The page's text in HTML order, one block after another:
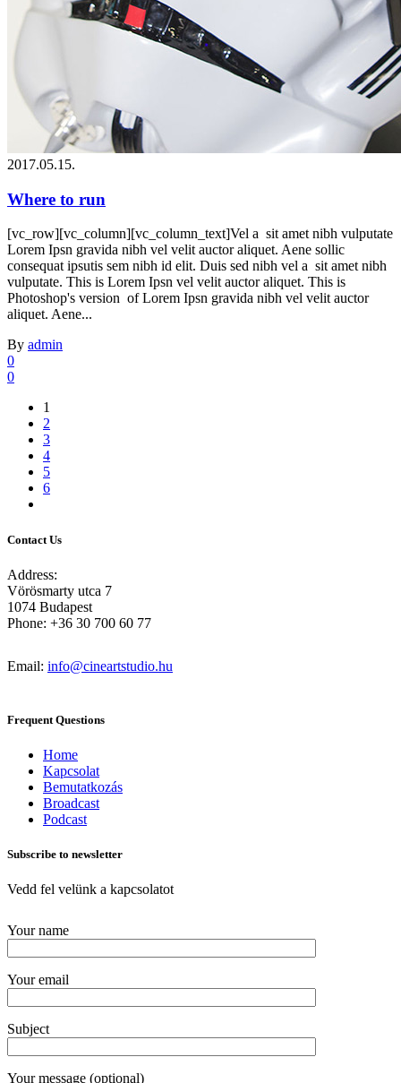
2017.05.15.
Where to run
[vc_row][vc_column][vc_column_text]Vel a sit amet nibh vulputate
Lorem Ipsn gravida nibh vel velit auctor aliquet. Aene sollic
consequat ipsutis sem nibh id elit. Duis sed nibh vel a sit amet nibh
vulputate. This is Lorem Ipsn vel velit auctor aliquet. This is
Photoshop's version of Lorem Ipsn gravida nibh vel velit auctor
aliquet. Aene...
By admin
0
0
1
2
3
4
5
6
Contact Us
Address:
Vörösmarty utca 7
1074 Budapest
Phone: +36 30 700 60 77
Email: info@cineartstudio.hu
Frequent Questions
Home
Kapcsolat
Bemutatkozás
Broadcast
Podcast
Subscribe to newsletter
Vedd fel velünk a kapcsolatot
Your name
Your email
Subject
Your message (optional)